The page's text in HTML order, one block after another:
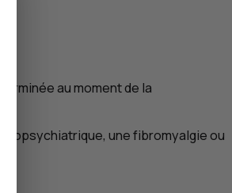
au moment de la
une fibromyalgie ou